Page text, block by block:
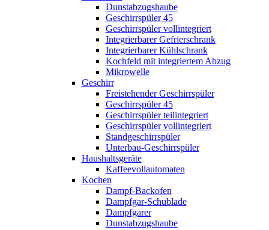
Dunstabzugshaube
Geschirrspüler 45
Geschirrspüler vollintegriert
Integrierbarer Gefrierschrank
Integrierbarer Kühlschrank
Kochfeld mit integriertem Abzug
Mikrowelle
Geschirr
Freistehender Geschirrspüler
Geschirrspüler 45
Geschirrspüler teilintegriert
Geschirrspüler vollintegriert
Standgeschirrspüler
Unterbau-Geschirrspüler
Haushaltsgeräte
Kaffeevollautomaten
Kochen
Dampf-Backofen
Dampfgar-Schublade
Dampfgarer
Dunstabzugshaube